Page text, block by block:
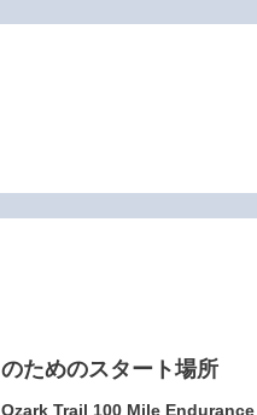
のためのスタート場所
Ozark Trail 100 Mile